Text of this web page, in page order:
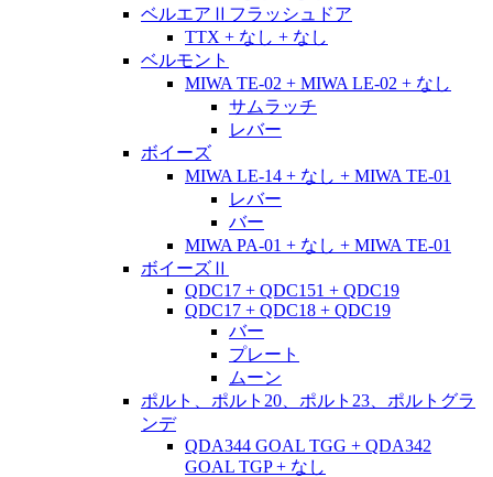
ベルエアⅡフラッシュドア
TTX + なし + なし
ベルモント
MIWA TE-02 + MIWA LE-02 + なし
サムラッチ
レバー
ボイーズ
MIWA LE-14 + なし + MIWA TE-01
レバー
バー
MIWA PA-01 + なし + MIWA TE-01
ボイーズⅡ
QDC17 + QDC151 + QDC19
QDC17 + QDC18 + QDC19
バー
プレート
ムーン
ポルト、ポルト20、ポルト23、ポルトグラ
ンデ
QDA344 GOAL TGG + QDA342
GOAL TGP + なし